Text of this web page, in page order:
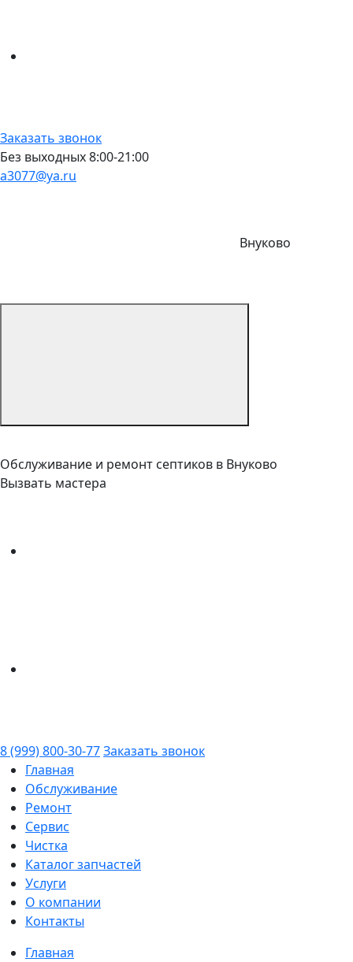
Заказать звонок
Без выходных 8:00-21:00
a3077@ya.ru
Внуково
Обслуживание и ремонт септиков в Внуково
Вызвать мастера
8 (999) 800-30-77Заказать звонок
Главная
Обслуживание
Ремонт
Сервис
Чистка
Каталог запчастей
Услуги
О компании
Контакты
Главная